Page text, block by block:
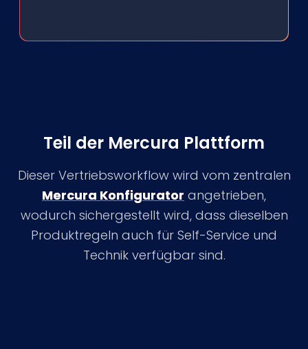
Teil der Mercura Plattform
Dieser Vertriebsworkflow wird vom zentralen
Mercura Konfigurator angetrieben,
wodurch sichergestellt wird, dass dieselben
Produktregeln auch für Self-Service und
Technik verfügbar sind.